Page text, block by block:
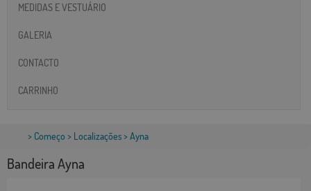
MEDIDAS E VESTUÁRIO
GALERIA
CONTACTO
CARRINHO
> Começo > Localizações> Ayna
Bandeira Ayna